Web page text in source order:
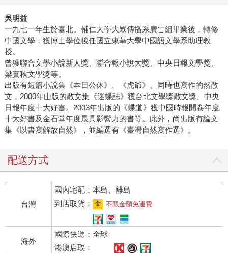
戰爭裡」。 腳踏車運用在戰爭裡，最早可能在1875年，義大
利人運用腳踏車在戰場上作為傳遞訊息之用。而世界上最知
名的腳踏車部隊就是瑞士的山岳腳踏車旅。二戰時也有不少
國家組織成腳踏車部隊，在一本名為《戰爭中的腳踏車》
（Jim Fitzpatrick, The Bicycle in Wartime: An Illustrated
History, Star Hill Studio, 2011）的書裡，我讀到一支日本發
動太平洋戰爭時的重要部隊（或者應該說是作戰方式才對）
——銀輪部隊。 這世界上，似乎沒有什麼發明物不會被運用
在戰爭裡。戰爭是一種吞噬人類創造性技術的漩渦，戰爭也
似乎是一種激發人類傷害人類創造性技術的子宮。當時日軍
一位參謀官?政信，奉命研究叢林戰法，因此在台灣這個多
練。 對一個小說作者來說，這就像有人遞給你一把陌生的鑰
匙，而你似乎直覺到它將開啟什麼？那被開啟的或許不屬於
學術上的，而是屬於人性裡的某處隱匿的空間。 隨著閱讀、
訪談，我漸漸隨著腳踏車踏進一處又一處陌生的虛構森林，
在這個追尋過程裡，我曾因為一本書而幾乎帶著故事走向另
一個方向。那便是小?行男的《日本隨軍記者見聞錄──太平
洋戰爭》（沈曉萌譯，初版，北京：世界知識出版社出版，
1988年）。 在這本書裡有一個小小的段落讓我幾乎決定小說
吳明益
一九七一年生於臺北。輔仁大學大眾傳播系廣告組畢業後，轉修
中國文學，獲博士學位後任國立東華大學中國語文學系助理教
授。
曾獲聯合文學小說新人獎、聯合報小說大獎、中央日報文學獎、
梁實秋文學獎等。
出版有短篇小說集《本日公休》、《虎爺》。同時也寫作的然散
文，2000年山版的散文集《迷蝶誌》獲台北文學獎散文獎、中央
日報年度十大好書。2003年出版的《蝶道》獲中國時報開卷年度
十大好書及金石堂年度最具影響力的書等。此外，尚出版有論文
集《以書寫解放自然》，並編選有《臺灣自然寫作選》。
配送方式
台灣
國內宅配：本島、離島
到店取貨：
不限金額免運費
海外
國際快遞：全球
港澳店取：